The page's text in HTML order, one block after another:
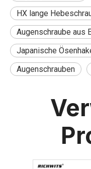
HX lange
Augenschraube aus
Japanische
Augenschrauben